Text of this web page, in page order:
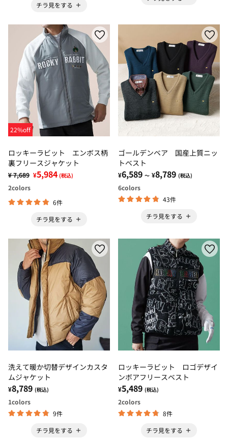
チラ見をする
22%off
ロッキーラビット エンボス柄
裏フリースジャケット
¥ 7,689 ¥5,984 (税込)
2colors
6件
チラ見をする
ゴールデンベア 国産上質ニッ
トベスト
¥6,589 ～ ¥8,789 (税込)
6colors
43件
チラ見をする
洗えて暖か切替デザインカスタ
ムジャケット
¥8,789 (税込)
1colors
9件
チラ見をする
ロッキーラビット ロゴデザイ
ンボアフリースベスト
¥5,489 (税込)
2colors
8件
チラ見をする